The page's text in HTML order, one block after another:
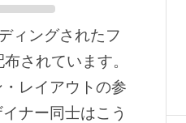
ィングされたフ
されています。
レイアウトの参
ナー同士はこう